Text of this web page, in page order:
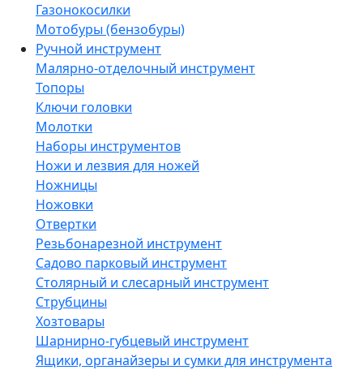
Газонокосилки
Мотобуры (бензобуры)
Ручной инструмент
Малярно-отделочный инструмент
Топоры
Ключи головки
Молотки
Наборы инструментов
Ножи и лезвия для ножей
Ножницы
Ножовки
Отвертки
Резьбонарезной инструмент
Садово парковый инструмент
Столярный и слесарный инструмент
Струбцины
Хозтовары
Шарнирно-губцевый инструмент
Ящики, органайзеры и сумки для инструмента